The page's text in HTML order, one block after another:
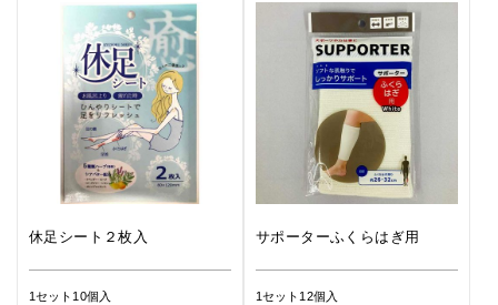
休足シート２枚入
1セット10個入
サポーターふくらはぎ用
1セット12個入